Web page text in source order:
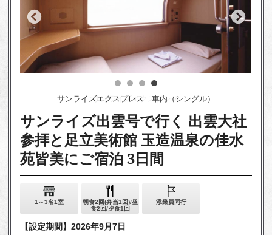
サンライズエクスプレス 車内（シングル）
サンライズ出雲号で行く 出雲大社
参拝と足立美術館 玉造温泉の佳水
苑皆美にご宿泊 3日間
1～3名1室
朝食2回(弁当1回)/昼
食2回/夕食1回
添乗員同行
【設定期間】2026年9月7日